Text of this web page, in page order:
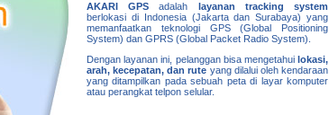
AKARI GPS adalah layanan tracking system
berlokasi di Indonesia (Jakarta dan Surabaya) yang
memanfaatkan teknologi GPS (Global Positioning
System) dan GPRS (Global Packet Radio System).
Dengan layanan ini, pelanggan bisa mengetahui lokasi,
arah, kecepatan, dan rute yang dilalui oleh kendaraan
yang ditampilkan pada sebuah peta di layar komputer
atau perangkat telpon selular.